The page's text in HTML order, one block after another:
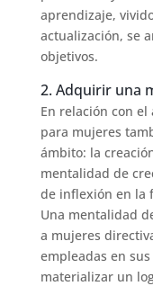
aprendizaje,
actualización, se
objetivos.
2. Adquirir una
En relación con
para mujeres
ámbito: la
mentalidad de
de inflexión en la
Una mentalidad
a mujeres
empleadas en
materializar un